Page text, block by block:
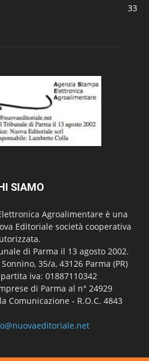
33
SIAMO
Agroalimentare è una
Editoriale società cooperativa
di Parma il 13 agosto 2002.
35/a, 43126 Parma (PR)
iva: 01887110342
di Parma al n° 24929
Comunicazione - R.O.C. 4843